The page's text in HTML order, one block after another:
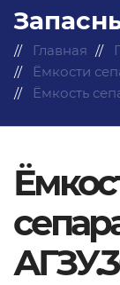
Главная
Ёмкости
Ёмкость